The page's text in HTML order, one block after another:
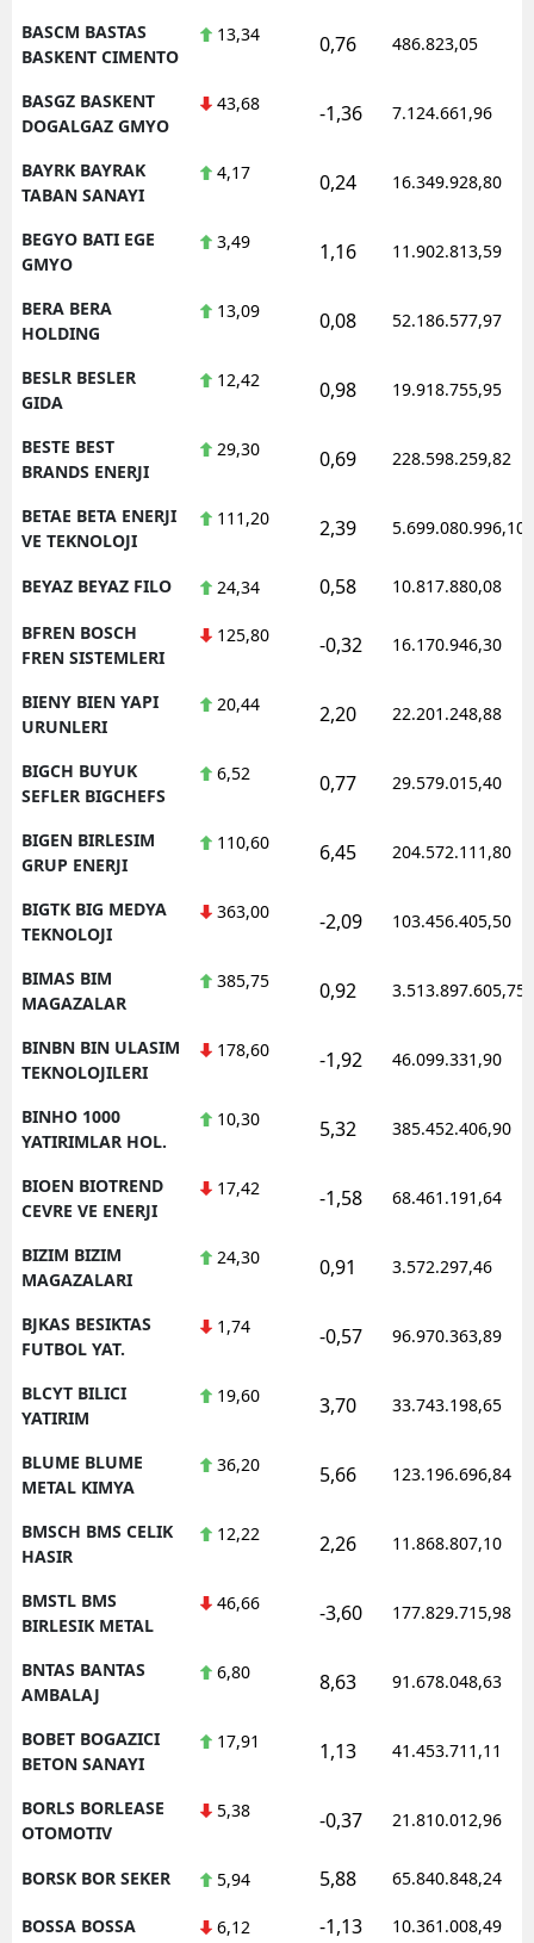
BASCM BASTAS
BASKENT CIMENTO
13,34 0,76 486.823,05
BASGZ BASKENT
DOGALGAZ GMYO
43,68 -1,36 7.124.661,96
BAYRK BAYRAK
TABAN SANAYI
4,17 0,24 16.349.928,80
BEGYO BATI EGE
GMYO
3,49 1,16 11.902.813,59
BERA BERA
HOLDING
13,09 0,08 52.186.577,97
BESLR BESLER
GIDA
12,42 0,98 19.918.755,95
BESTE BEST
BRANDS ENERJI
29,30 0,69 228.598.259,82
BETAE BETA ENERJI
VE TEKNOLOJI
111,20 2,39 5.699.080.996,10
BEYAZ BEYAZ FILO 24,34 0,58 10.817.880,08
BFREN BOSCH
FREN SISTEMLERI
125,80 -0,32 16.170.946,30
BIENY BIEN YAPI
URUNLERI
20,44 2,20 22.201.248,88
BIGCH BUYUK
SEFLER BIGCHEFS
6,52 0,77 29.579.015,40
BIGEN BIRLESIM
GRUP ENERJI
110,60 6,45 204.572.111,80
BIGTK BIG MEDYA
TEKNOLOJI
363,00 -2,09 103.456.405,50
BIMAS BIM
MAGAZALAR
385,75 0,92 3.513.897.605,75
BINBN BIN ULASIM
TEKNOLOJILERI
178,60 -1,92 46.099.331,90
BINHO 1000
YATIRIMLAR HOL.
10,30 5,32 385.452.406,90
BIOEN BIOTREND
CEVRE VE ENERJI
17,42 -1,58 68.461.191,64
BIZIM BIZIM
MAGAZALARI
24,30 0,91 3.572.297,46
BJKAS BESIKTAS
FUTBOL YAT.
1,74 -0,57 96.970.363,89
BLCYT BILICI
YATIRIM
19,60 3,70 33.743.198,65
BLUME BLUME
METAL KIMYA
36,20 5,66 123.196.696,84
BMSCH BMS CELIK
HASIR
12,22 2,26 11.868.807,10
BMSTL BMS
BIRLESIK METAL
46,66 -3,60 177.829.715,98
BNTAS BANTAS
AMBALAJ
6,80 8,63 91.678.048,63
BOBET BOGAZICI
BETON SANAYI
17,91 1,13 41.453.711,11
BORLS BORLEASE
OTOMOTIV
5,38 -0,37 21.810.012,96
BORSK BOR SEKER 5,94 5,88 65.840.848,24
BOSSA BOSSA 6,12 -1,13 10.361.008,49